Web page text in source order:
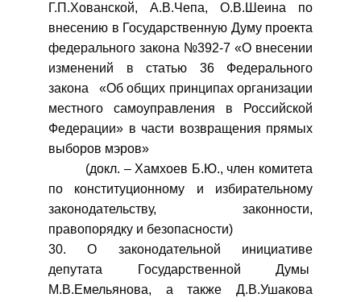
Г.П.Хованской, А.В.Чепа, О.В.Шеина по
внесению в Государственную Думу проекта
федерального закона №392-7 «О внесении
изменений в статью 36 Федерального
закона «Об общих принципах организации
местного самоуправления в Российской
Федерации» в части возвращения прямых
выборов мэров»
(докл. – Хамхоев Б.Ю., член комитета
по конституционному и избирательному
законодательству, законности,
правопорядку и безопасности)
30. О законодательной инициативе
депутата Государственной Думы
М.В.Емельянова, а также Д.В.Ушакова